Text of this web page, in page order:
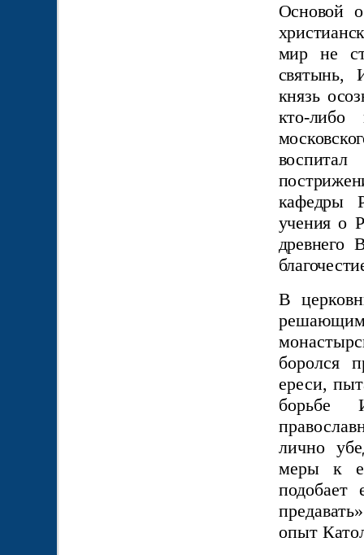
Основой
мир не
святынь,
князь
кто-либо
кафедры
учения о
древнего
В
боролся
ереси,
борьбе
лично
меры к
подобает
опыт